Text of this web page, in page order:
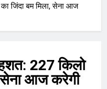
जिंदा बम मिला, सेना आज
227 किलो
सेना आज करेगी